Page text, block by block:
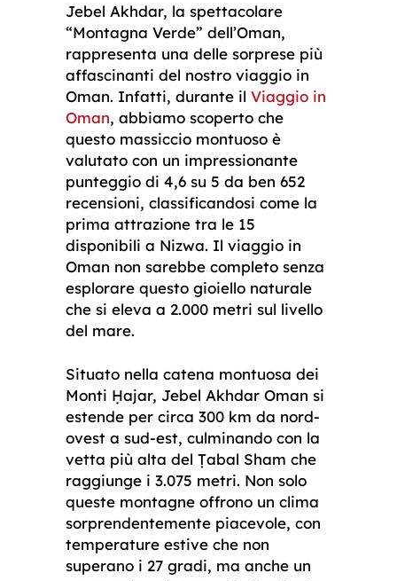
Jebel Akhdar, la spettacolare
“Montagna Verde” dell’Oman,
rappresenta una delle sorprese più
affascinanti del nostro viaggio in
Oman. Infatti, durante il Viaggio in
Oman, abbiamo scoperto che
questo massiccio montuoso è
valutato con un impressionante
punteggio di 4,6 su 5 da ben 652
recensioni, classificandosi come la
prima attrazione tra le 15
disponibili a Nizwa. Il viaggio in
Oman non sarebbe completo senza
esplorare questo gioiello naturale
che si eleva a 2.000 metri sul livello
del mare.
Situato nella catena montuosa dei
Monti Ḥajar, Jebel Akhdar Oman si
estende per circa 300 km da nord-
ovest a sud-est, culminando con la
vetta più alta del Ṭabal Sham che
raggiunge i 3.075 metri. Non solo
queste montagne offrono un clima
sorprendentemente piacevole, con
temperature estive che non
superano i 27 gradi, ma anche un